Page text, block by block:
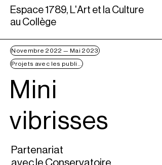
Espace 1789, L'Art et la Culture
au Collège
Novembre 2022 — Mai 2023
Projets avec les publics
Mini
vibrisses
Partenariat
avec le Conservatoire